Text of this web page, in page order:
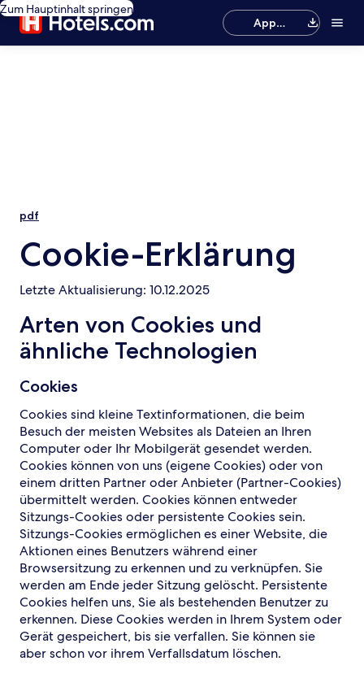
Zum Hauptinhalt springen
App
herunterladen
pdf
Cookie-Erklärung
Letzte Aktualisierung: 10.12.2025
Arten von Cookies und
ähnliche Technologien
Cookies
Cookies sind kleine Textinformationen, die beim
Besuch der meisten Websites als Dateien an Ihren
Computer oder Ihr Mobilgerät gesendet werden.
Cookies können von uns (eigene Cookies) oder von
einem dritten Partner oder Anbieter (Partner-Cookies)
übermittelt werden. Cookies können entweder
Sitzungs-Cookies oder persistente Cookies sein.
Sitzungs-Cookies ermöglichen es einer Website, die
Aktionen eines Benutzers während einer
Browsersitzung zu erkennen und zu verknüpfen. Sie
werden am Ende jeder Sitzung gelöscht. Persistente
Cookies helfen uns, Sie als bestehenden Benutzer zu
erkennen. Diese Cookies werden in Ihrem System oder
Gerät gespeichert, bis sie verfallen. Sie können sie
aber schon vor ihrem Verfallsdatum löschen.